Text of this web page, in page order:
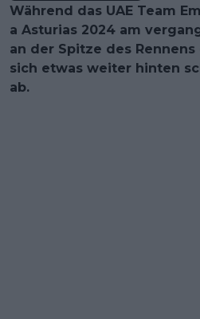
Während das UAE Team
a Asturias 2024 am
an der Spitze des
sich etwas weiter hinten
ab.